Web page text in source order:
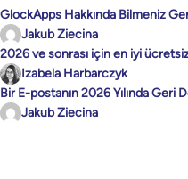
GlockApps Hakkında Bilmeniz
Jakub Ziecina
2026 ve sonrası için en iyi
Izabela Harbarczyk
Bir E-postanın 2026 Yılında Geri
Jakub Ziecina